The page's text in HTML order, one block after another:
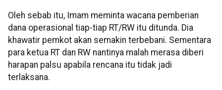
Oleh sebab itu, Imam meminta wacana pemberian
dana operasional tiap-tiap RT/RW itu ditunda. Dia
khawatir pemkot akan semakin terbebani. Sementara
para ketua RT dan RW nantinya malah merasa diberi
harapan palsu apabila rencana itu tidak jadi
terlaksana.